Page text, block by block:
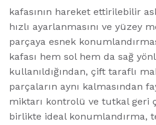
kafasının hareket ettirilebilir
hızlı ayarlanmasını ve yüzey
parçaya esnek
kafası hem sol hem da sağ
kullanıldığından, çift taraflı
parçaların aynı kalmasından
miktarı kontrolü ve tutkal geri
birlikte ideal konumlandırma,